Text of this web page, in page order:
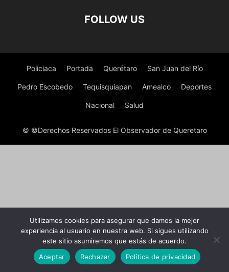
FOLLOW US
Policiaca Portada Querétaro San Juan del Río
Pedro Escobedo Tequisquiapan Amealco Deportes
Nacional Salud
© ©Derechos Reservados El Observador de Queretaro
Utilizamos cookies para asegurar que damos la mejor
experiencia al usuario en nuestra web. Si sigues utilizando
este sitio asumiremos que estás de acuerdo.
Aceptar
Rechazar Política de privacidad